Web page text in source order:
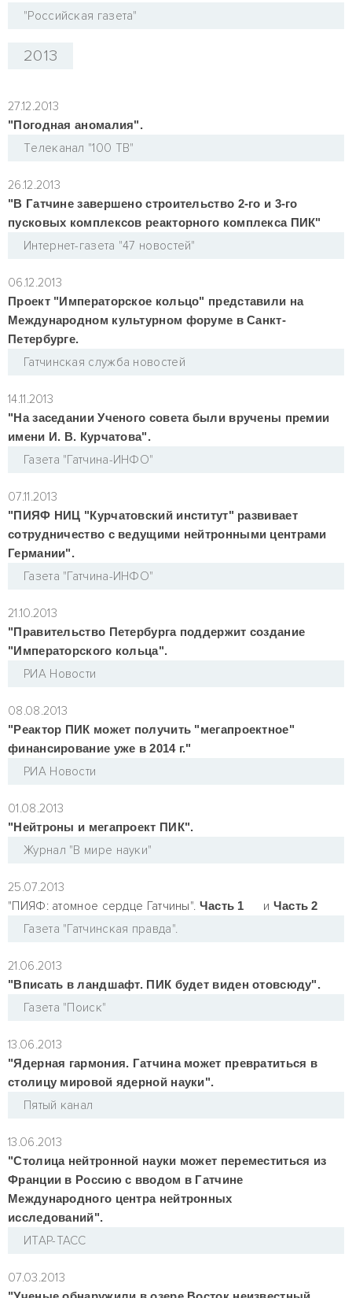
"Российская газета"
2013
27.12.2013
"Погодная аномалия".
Tелеканал "100 ТВ"
26.12.2013
"В Гатчине завершено строительство 2-го и 3-го
пусковых комплексов реакторного комплекса ПИК"
Интернет-газета "47 новостей"
06.12.2013
Проект "Императорское кольцо" представили на
Международном культурном форуме в Санкт-
Петербурге.
Гатчинская служба новостей
14.11.2013
"На заседании Ученого совета были вручены премии
имени И. В. Курчатова".
Газета "Гатчина-ИНФО"
07.11.2013
"ПИЯФ НИЦ "Курчатовский институт" развивает
сотрудничество с ведущими нейтронными центрами
Германии".
Газета "Гатчина-ИНФО"
21.10.2013
"Правительство Петербурга поддержит создание
"Императорского кольца".
РИА Новости
08.08.2013
"Реактор ПИК может получить "мегапроектное"
финансирование уже в 2014 г."
РИА Новости
01.08.2013
"Нейтроны и мегапроект ПИК".
Журнал "В мире науки"
25.07.2013
"ПИЯФ: атомное сердце Гатчины". Часть 1 и Часть 2
Газета "Гатчинская правда".
21.06.2013
"Вписать в ландшафт. ПИК будет виден отовсюду".
Газета "Поиск"
13.06.2013
"Ядерная гармония. Гатчина может превратиться в
столицу мировой ядерной науки".
Пятый канал
13.06.2013
"Столица нейтронной науки может переместиться из
Франции в Россию с вводом в Гатчине
Международного центра нейтронных
исследований".
ИТАР-ТАСС
07.03.2013